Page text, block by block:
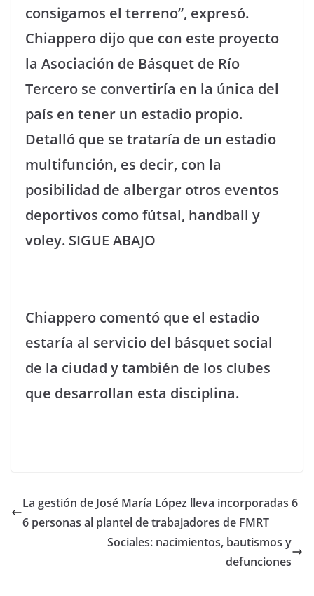
consigamos el terreno”, expresó.
Chiappero dijo que con este proyecto
la Asociación de Básquet de Río
Tercero se convertiría en la única del
país en tener un estadio propio.
Detalló que se trataría de un estadio
multifunción, es decir, con la
posibilidad de albergar otros eventos
deportivos como fútsal, handball y
voley. SIGUE ABAJO
Chiappero comentó que el estadio
estaría al servicio del básquet social
de la ciudad y también de los clubes
que desarrollan esta disciplina.
La gestión de José María López lleva incorporadas 6
6 personas al plantel de trabajadores de FMRT
Sociales: nacimientos, bautismos y
defunciones